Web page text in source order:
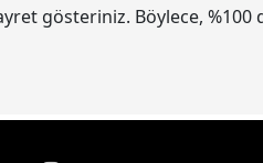
gösteriniz. Böylece,